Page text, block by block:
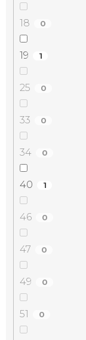
18 0
19 1
25 0
33 0
34 0
40 1
46 0
47 0
49 0
51 0